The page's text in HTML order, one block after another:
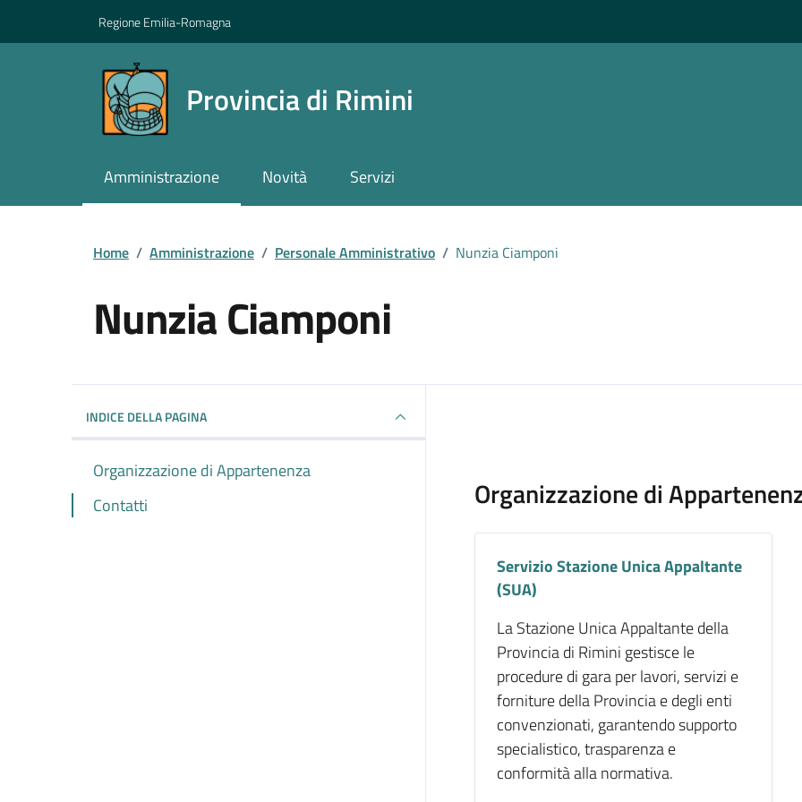
Regione Emilia-Romagna
Provincia di Rimini
Amministrazione Novità Servizi
Home / Amministrazione / Personale Amministrativo / Nunzia Ciamponi
Nunzia Ciamponi
INDICE DELLA PAGINA
Organizzazione di Appartenenza
Contatti
Organizzazione di
Servizio Stazione Unica Appaltante
(SUA)
La Stazione Unica Appaltante della
Provincia di Rimini gestisce le
procedure di gara per lavori, servizi e
forniture della Provincia e degli enti
convenzionati, garantendo supporto
specialistico, trasparenza e
conformità alla normativa.